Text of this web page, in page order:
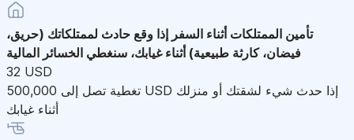
تأمين الممتلكات أثناء السفر إذا وقع حادث لممتلكاتك (حريق،
فيضان، كارثة طبيعية) أثناء غيابك، سنغطي الخسائر المالية
32 USD
تغطية تصل إلى 500,000 USD إذا حدث شيء لشقتك أو منزلك
أثناء غيابك